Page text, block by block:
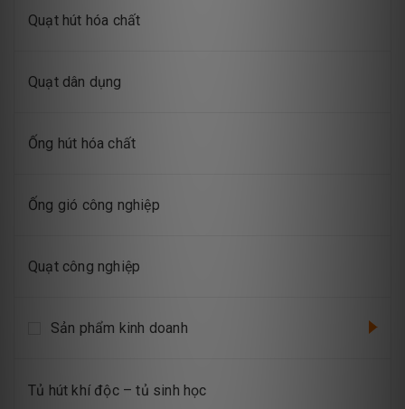
Quạt hút hóa chất
Quạt dân dụng
Ống hút hóa chất
Ống gió công nghiệp
Quạt công nghiệp
Sản phẩm kinh doanh
Tủ hút khí độc – tủ sinh học